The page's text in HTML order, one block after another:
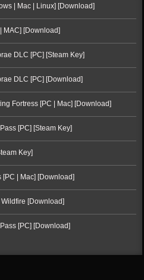
| Mac | Linux] [Download]
MAC] [Download]
DLC [PC] [Steam Key]
DLC [PC] [Download]
Fortress [PC | Mac] [Download]
[PC] [Steam Key]
Key]
| Mac] [Download]
[Download]
[PC] [Download]